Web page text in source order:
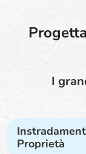
I
Proprietà